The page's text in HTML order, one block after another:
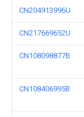
CN204913996U
CN217669652U
CN108098877B
CN108406995B